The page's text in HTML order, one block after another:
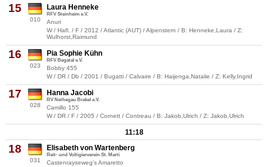
15
010
Laura Henneke
RFV Steinheim e.V.
Anuri
W / Hafl. / F / 2012 / Atlantic (AUT) / Alpenstern / B: Henneke,Laura / Z:
Wulhorst,Raimund
16
023
Pia Sophie Kühn
RFV Begatal e.V.
Bobby 455
W / DR / Db / 2001 / Bugatti / Calvaire / B: Haijenga,Natalie / Z: Kelly,Ingrid
17
028
Hanna Jacobi
RV Nethegau Brakel e.V.
Camillo 155
W / DR / F / 2005 / Cornett / Contreau / B: Jakob,Ulrich / Z: Jakob,Ulrich
11:18
18
031
Elisabeth von Wartenberg
Reit- und Voltigierverein St. Marti
Castenrayseweg's Amaretto